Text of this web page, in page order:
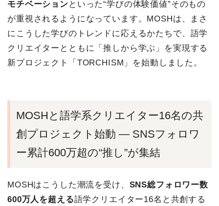
モチベーション といった“学びの体験価値”そのもの
が重視されるようになっています。MOSHは、まさ
にこうした学びのトレンドに応えるかたちで、語学
クリエイターとともに「推しから学ぶ」を実現する
新プロジェクト「TORCHISM」を始動しました。
MOSHと語学系クリエイター16名の共
創プロジェクト始動 ― SNSフォロワ
ー累計600万超の“推し”が集結
MOSHはこうした潮流を受け、 SNS総フォロワー数
600万人を超える語学クリエイター16名と共創する